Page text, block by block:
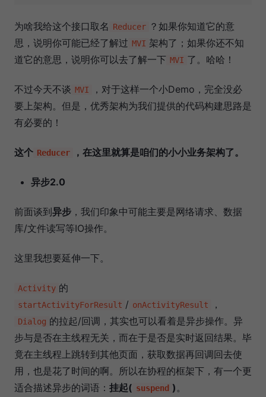
为啥我给这个接口取名 Reducer ？如果你知道它的意
思，说明你可能已经了解过 MVI 架构了；如果你还不知
道它的意思，说明你可以去了解一下 MVI 了。哈哈！
不过今天不谈 MVI
，对于这样一个小Demo，完全没必
要上架构。但是，优秀架构为我们提供的代码构建思路是
有必要的！
这个 Reducer ，在这里就算是咱们的小小业务架构了。
异步2.0
前面谈到 异步 ，我们印象中可能主要是网络请求、数据
库/文件读写等IO操作。
这里我想要延伸一下。
Activity 的
startActivityForResult / onActivityResult ，
Dialog 的拉起/回调，其实也可以看着是异步操作。异
步与是否在主线程无关，而在于是否是实时返回结果。毕
竟在主线程上跳转到其他页面，获取数据再回调回去使
用，也是花了时间的啊。所以在协程的框架下，有一个更
适合描述异步的词语： 挂起( suspend )。